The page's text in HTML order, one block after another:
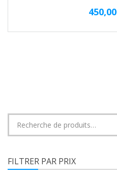
450,00
Recherche
pour :
FILTRER PAR PRIX